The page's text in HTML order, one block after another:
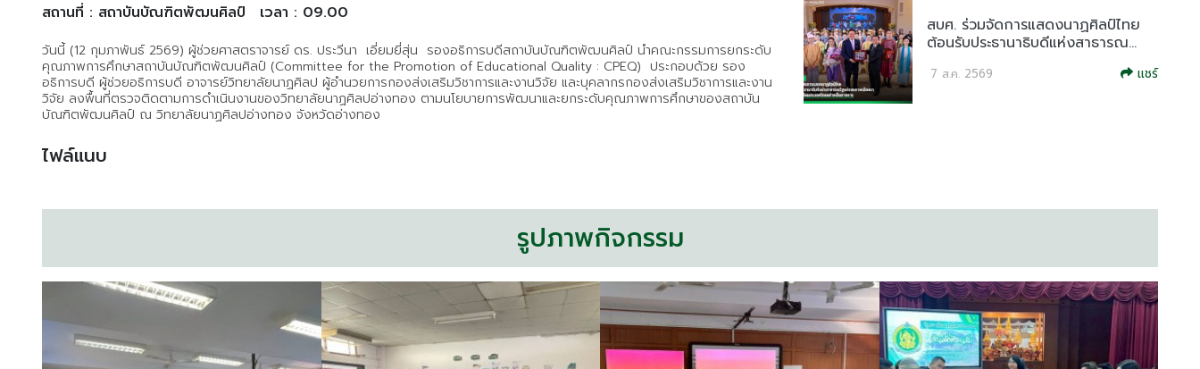
สถานที่ : สถาบันบัณฑิตพัฒนศิลป์ เวลา : 09.00
วันนี้ (12 กุมภาพันธ์ 2569) ผู้ช่วยศาสตราจารย์ ดร. ประวีนา เอี่ยมยี่สุ่น รองอธิการบดีสถาบันบัณฑิตพัฒนศิลป์ นำคณะกรรมการยกระดับ
คุณภาพการศึกษาสถาบันบัณฑิตพัฒนศิลป์ (Committee for the Promotion of Educational Quality : CPEQ) ประกอบด้วย รอง
อธิการบดี ผู้ช่วยอธิการบดี อาจารย์วิทยาลัยนาฏศิลป ผู้อำนวยการกองส่งเสริมวิชาการและงานวิจัย และบุคลากรกองส่งเสริมวิชาการและงาน
วิจัย ลงพื้นที่ตรวจติดตามการดำเนินงานของวิทยาลัยนาฏศิลปอ่างทอง ตามนโยบายการพัฒนาและยกระดับคุณภาพการศึกษาของสถาบัน
บัณฑิตพัฒนศิลป์ ณ วิทยาลัยนาฏศิลปอ่างทอง จังหวัดอ่างทอง
ไฟล์แนบ
สบศ. ร่วมจัดการแสดงนาฏศิลป์ไทย
ต้อนรับประธานาธิบดีแห่งสาธารณ...
7 ส.ค. 2569 แชร์
รูปภาพกิจกรรม